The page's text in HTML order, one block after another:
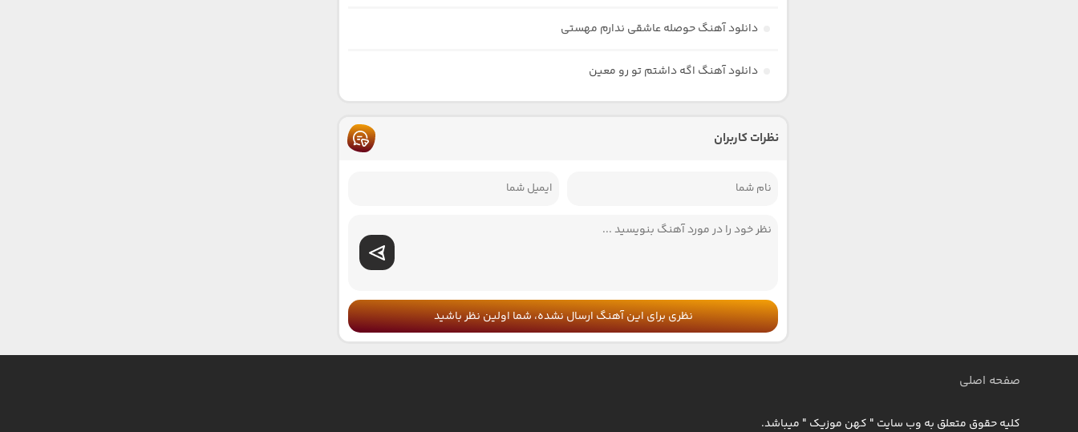
دانلود آهنگ حوصله عاشقی ندارم مهستی
دانلود آهنگ اگه داشتم تو رو معین
نظرات کاربران
نظری برای این آهنگ ارسال نشده، شما اولین نظر باشید
صفحه اصلی
کلیه حقوق متعلق به وب سایت " کهن موزیک " میباشد.